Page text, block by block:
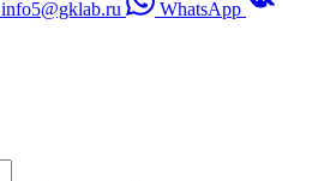
info5@gklab.ru
WhatsApp